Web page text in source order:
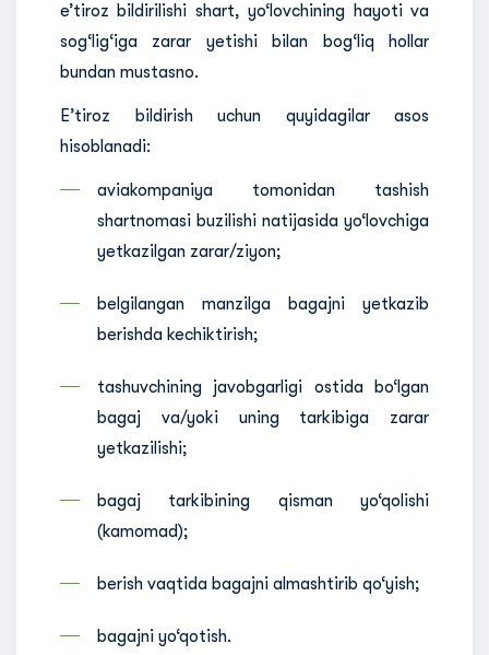
e’tiroz bildirilishi shart, yo‘lovchining hayoti va
sog‘lig‘iga zarar yetishi bilan bog‘liq hollar
bundan mustasno.
E’tiroz bildirish uchun quyidagilar asos
hisoblanadi:
aviakompaniya tomonidan tashish
shartnomasi buzilishi natijasida yo‘lovchiga
yetkazilgan zarar/ziyon;
belgilangan manzilga bagajni yetkazib
berishda kechiktirish;
tashuvchining javobgarligi ostida bo‘lgan
bagaj va/yoki uning tarkibiga zarar
yetkazilishi;
bagaj tarkibining qisman yo‘qolishi
(kamomad);
berish vaqtida bagajni almashtirib qo‘yish;
bagajni yo‘qotish.